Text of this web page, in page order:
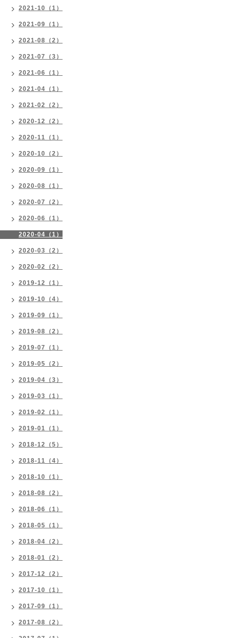
2021-10（1）
2021-09（1）
2021-08（2）
2021-07（3）
2021-06（1）
2021-04（1）
2021-02（2）
2020-12（2）
2020-11（1）
2020-10（2）
2020-09（1）
2020-08（1）
2020-07（2）
2020-06（1）
2020-04（1）
2020-03（2）
2020-02（2）
2019-12（1）
2019-10（4）
2019-09（1）
2019-08（2）
2019-07（1）
2019-05（2）
2019-04（3）
2019-03（1）
2019-02（1）
2019-01（1）
2018-12（5）
2018-11（4）
2018-10（1）
2018-08（2）
2018-06（1）
2018-05（1）
2018-04（2）
2018-01（2）
2017-12（2）
2017-10（1）
2017-09（1）
2017-08（2）